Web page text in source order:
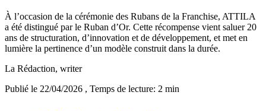
À l’occasion de la cérémonie des Rubans de la Franchise, ATTILA
a été distingué par le Ruban d’Or. Cette récompense vient saluer 20
ans de structuration, d’innovation et de développement, et met en
lumière la pertinence d’un modèle construit dans la durée.
La Rédaction, writer
Publié le 22/04/2026 , Temps de lecture: 2 min